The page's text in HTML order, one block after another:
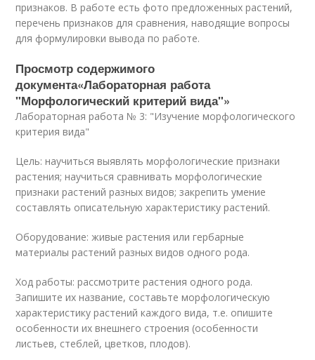
признаков. В работе есть фото предложенных растений,
перечень признаков для сравнения, наводящие вопросы
для формулировки вывода по работе.
Просмотр содержимого
документа«Лабораторная работа
"Морфологический критерий вида"»
Лабораторная работа № 3: "Изучение морфологического
критерия вида"
Цель: научиться выявлять морфологические признаки
растения; научиться сравнивать морфологические
признаки растений разных видов; закрепить умение
составлять описательную характеристику растений.
Оборудование: живые растения или гербарные
материалы растений разных видов одного рода.
Ход работы: рассмотрите растения одного рода.
Запишите их название, составьте морфологическую
характеристику растений каждого вида, т.е. опишите
особенности их внешнего строения (особенности
листьев, стеблей, цветков, плодов).